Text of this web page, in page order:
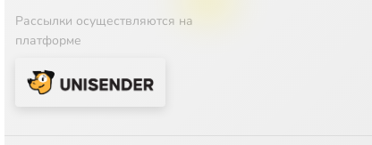
Рассылки осуществляются на
платформе